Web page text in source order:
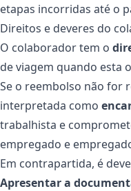
etapas incorridas até o
Direitos e deveres do
O colaborador tem o
de viagem quando esta
Se o reembolso não for
interpretada como
trabalhista e
empregado e
Em contrapartida, é
Apresentar a